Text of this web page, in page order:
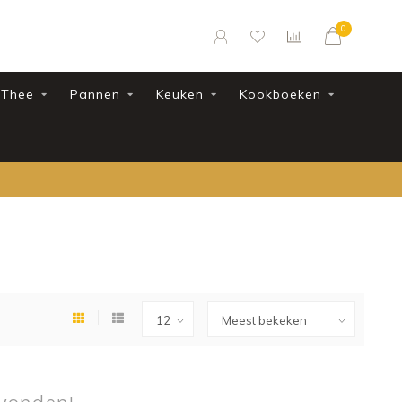
0
Thee Pannen Keuken Kookboeken